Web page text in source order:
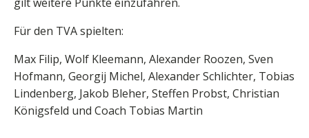
Für den TVA spielten:
Max Filip, Wolf Kleemann, Alexander Roozen, Sven
Hofmann, Georgij Michel, Alexander Schlichter, Tobias
Lindenberg, Jakob Bleher, Steffen Probst, Christian
Königsfeld und Coach Tobias Martin